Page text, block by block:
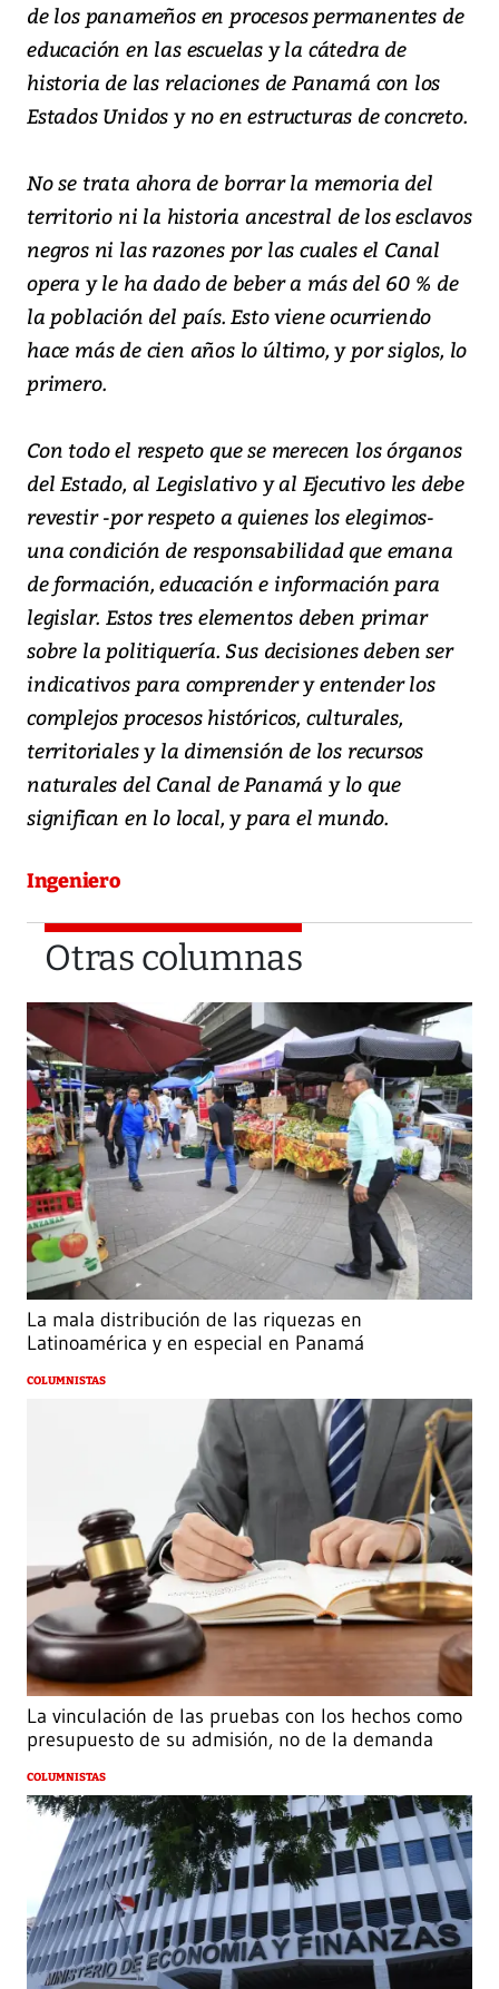
de los panameños en procesos permanentes de
educación en las escuelas y la cátedra de
historia de las relaciones de Panamá con los
Estados Unidos y no en estructuras de concreto.
No se trata ahora de borrar la memoria del
territorio ni la historia ancestral de los esclavos
negros ni las razones por las cuales el Canal
opera y le ha dado de beber a más del 60 % de
la población del país. Esto viene ocurriendo
hace más de cien años lo último, y por siglos, lo
primero.
Con todo el respeto que se merecen los órganos
del Estado, al Legislativo y al Ejecutivo les debe
revestir -por respeto a quienes los elegimos-
una condición de responsabilidad que emana
de formación, educación e información para
legislar. Estos tres elementos deben primar
sobre la politiquería. Sus decisiones deben ser
indicativos para comprender y entender los
complejos procesos históricos, culturales,
territoriales y la dimensión de los recursos
naturales del Canal de Panamá y lo que
significan en lo local, y para el mundo.
Ingeniero
Otras columnas
La mala distribución de las riquezas en
Latinoamérica y en especial en Panamá
COLUMNISTAS
La vinculación de las pruebas con los hechos como
presupuesto de su admisión, no de la demanda
COLUMNISTAS